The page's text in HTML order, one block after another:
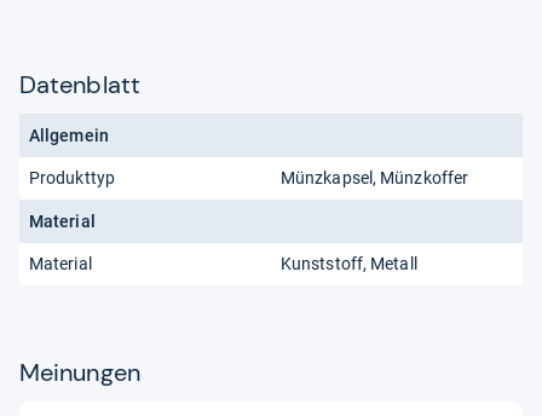
Datenblatt
Allgemein
Produkttyp Münzkapsel, Münzkoffer
Material
Material Kunststoff, Metall
Meinungen